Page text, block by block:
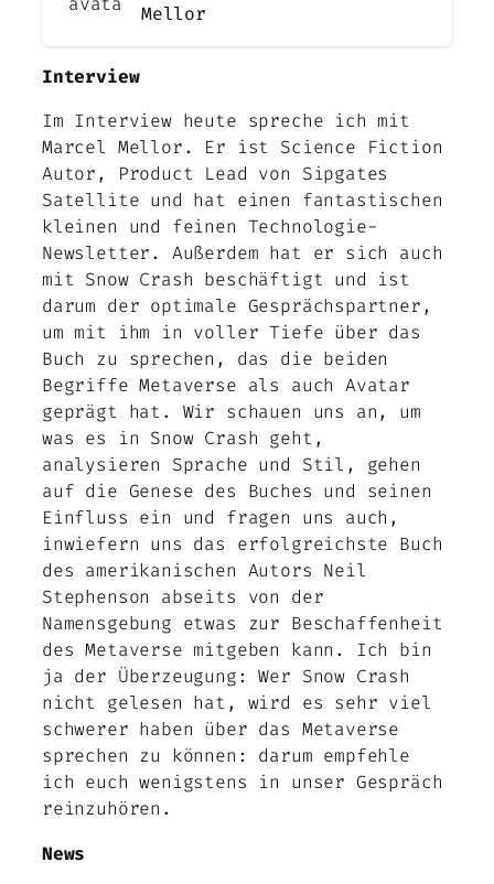
Mellor
Interview
Im Interview heute spreche ich mit
Marcel Mellor. Er ist Science Fiction
Autor, Product Lead von Sipgates
Satellite und hat einen fantastischen
kleinen und feinen Technologie-
Newsletter. Außerdem hat er sich auch
mit Snow Crash beschäftigt und ist
darum der optimale Gesprächspartner,
um mit ihm in voller Tiefe über das
Buch zu sprechen, das die beiden
Begriffe Metaverse als auch Avatar
geprägt hat. Wir schauen uns an, um
was es in Snow Crash geht,
analysieren Sprache und Stil, gehen
auf die Genese des Buches und seinen
Einfluss ein und fragen uns auch,
inwiefern uns das erfolgreichste Buch
des amerikanischen Autors Neil
Stephenson abseits von der
Namensgebung etwas zur Beschaffenheit
des Metaverse mitgeben kann. Ich bin
ja der Überzeugung: Wer Snow Crash
nicht gelesen hat, wird es sehr viel
schwerer haben über das Metaverse
sprechen zu können: darum empfehle
ich euch wenigstens in unser Gespräch
reinzuhören.
News